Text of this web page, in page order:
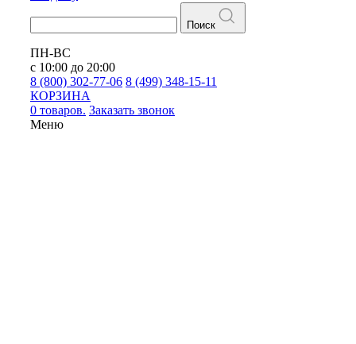
Поиск
ПН-ВС
с 10:00 до 20:00
8 (800) 302-77-06 8 (499) 348-15-11
КОРЗИНА
0 товаров. Заказать звонок
Меню